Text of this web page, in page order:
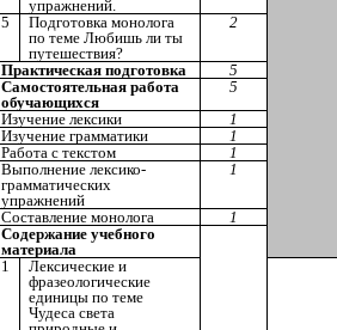
упражнений.
5
Подготовка монолога
по теме Любишь ли ты
путешествия?
2
Практическая подготовка
5
Самостоятельная работа
обучающихся
5
Изучение лексики
1
Изучение грамматики
1
Работа с текстом
1
Выполнение лексико-
грамматических
упражнений
1
Составление монолога
1
Содержание учебного
материала
1
Лексические и
фразеологические
единицы по теме
Чудеса света